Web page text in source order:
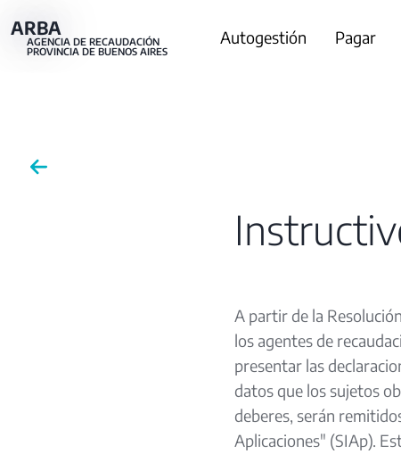
al
ARBA
AGENCIA DE RECAUDACIÓN
PROVINCIA DE BUENOS AIRES
Main
Autogestión Pagar
A partir de la
los agentes de
presentar las
datos que los sujetos
deberes, serán
Aplicaciones" (SIAp).